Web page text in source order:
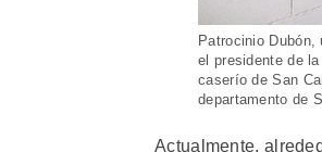
Patrocinio
el presidente de
caserío de San
departamento de
Actualmente,